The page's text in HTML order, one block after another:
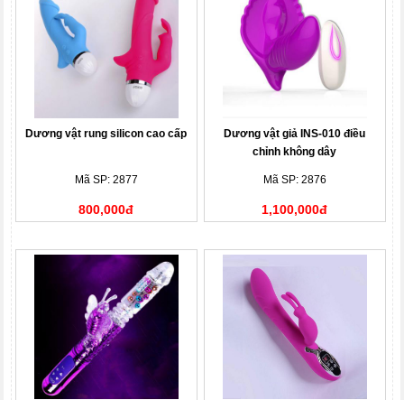
Dương vật rung silicon cao cấp
Mã SP: 2877
800,000đ
Dương vật giả INS-010 điều
chỉnh không dây
Mã SP: 2876
1,100,000đ